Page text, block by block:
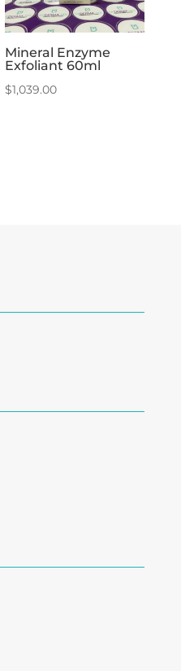
Mineral Enzyme
Exfoliant 60ml
$1,039.00